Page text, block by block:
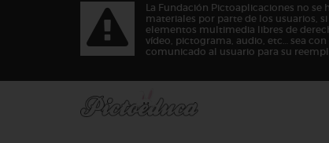
La Fundación Pictoaplicaciones no se
materiales por parte de los usuarios,
elementos multimedia libres de
vídeo, pictograma, audio, etc… sea
comunicado al usuario para su